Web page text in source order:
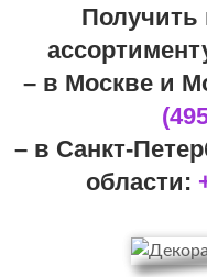
Получить
– в Москве и
– в Санкт-
области: